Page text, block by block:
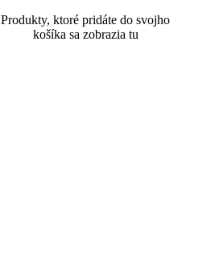
Produkty, ktoré pridáte do svojho
košíka sa zobrazia tu